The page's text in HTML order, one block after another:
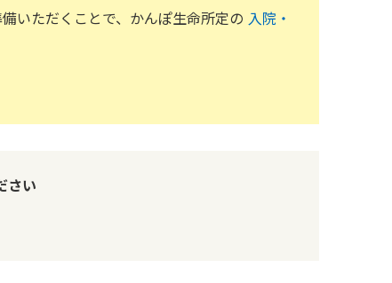
いただくことで、かんぽ生命所定の 入院・
さい